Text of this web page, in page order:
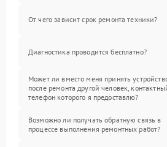
От чего зависит срок ремонта техники?
Диагностика проводится бесплатно?
Может ли вместо меня принять
после ремонта другой человек,
телефон которого я предоставлю?
Возможно ли получать обратную связь в
процессе выполнения ремонтных работ?